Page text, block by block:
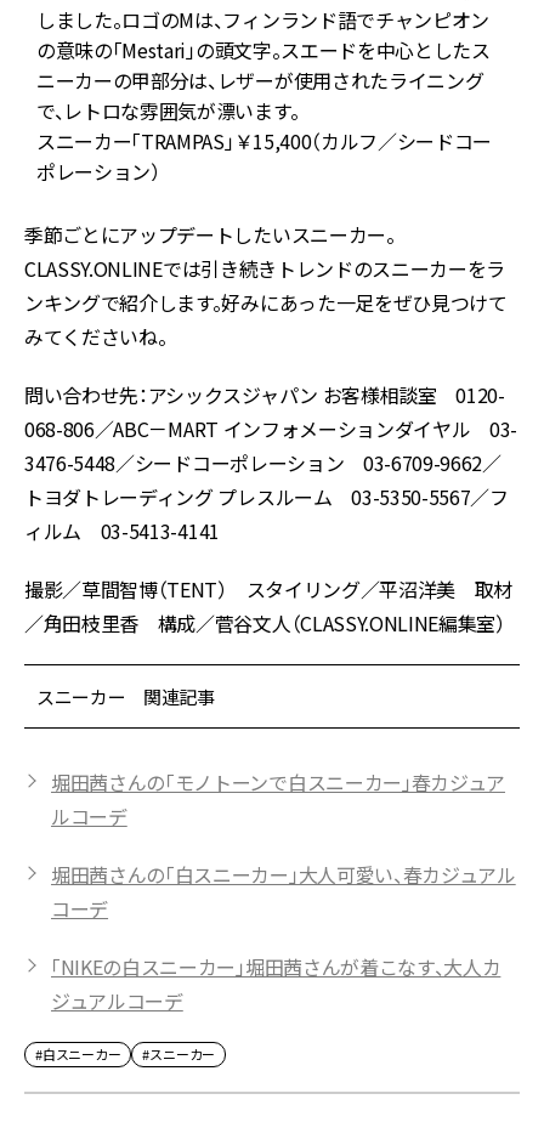
しました。ロゴのMは、フィンランド語でチャンピオン
の意味の「Mestari」の頭文字。スエードを中心としたス
ニーカーの甲部分は、レザーが使用されたライニング
で、レトロな雰囲気が漂います。
スニーカー「TRAMPAS」￥15,400（カルフ／シードコー
ポレーション）
季節ごとにアップデートしたいスニーカー。
CLASSY.ONLINEでは引き続きトレンドのスニーカーをラ
ンキングで紹介します。好みにあった一足をぜひ見つけて
みてくださいね。
問い合わせ先：アシックスジャパン お客様相談室 0120-
068-806／ABC－MART インフォメーションダイヤル 03-
3476-5448／シードコーポレーション 03-6709-9662／
トヨダトレーディング プレスルーム 03-5350-5567／フ
ィルム 03-5413-4141
撮影／草間智博（TENT） スタイリング／平沼洋美 取材
／角田枝里香 構成／菅谷文人（CLASSY.ONLINE編集室）
スニーカー 関連記事
堀田茜さんの「モノトーンで白スニーカー」春カジュア
ルコーデ
堀田茜さんの「白スニーカー」大人可愛い、春カジュアル
コーデ
「NIKEの白スニーカー」堀田茜さんが着こなす、大人カ
ジュアルコーデ
#白スニーカー #スニーカー